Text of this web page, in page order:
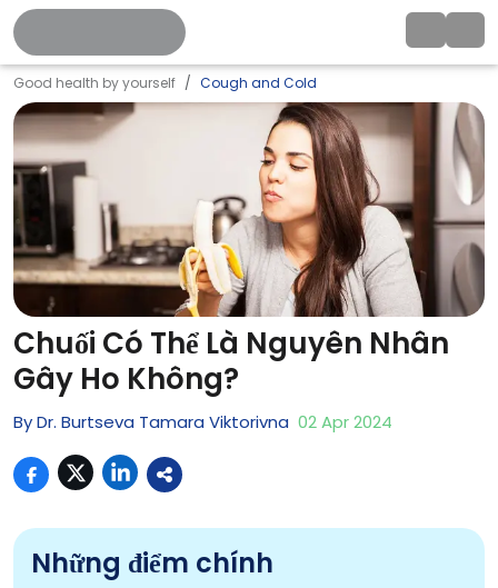
Good health by yourself Cough and Cold
Chuối Có Thể Là Nguyên Nhân
Gây Ho Không?
ByDr. Burtseva Tamara Viktorivna 02Apr2024
Những điểm chính